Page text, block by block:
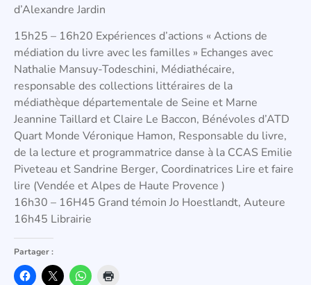
d’Alexandre Jardin
15h25 – 16h20 Expériences d’actions « Actions de
médiation du livre avec les familles » Echanges avec
Nathalie Mansuy-Todeschini, Médiathécaire,
responsable des collections littéraires de la
médiathèque départementale de Seine et Marne
Jeannine Taillard et Claire Le Baccon, Bénévoles d’ATD
Quart Monde Véronique Hamon, Responsable du livre,
de la lecture et programmatrice danse à la CCAS Emilie
Piveteau et Sandrine Berger, Coordinatrices Lire et faire
lire (Vendée et Alpes de Haute Provence )
16h30 – 16H45 Grand témoin Jo Hoestlandt, Auteure
16h45 Librairie
Partager :